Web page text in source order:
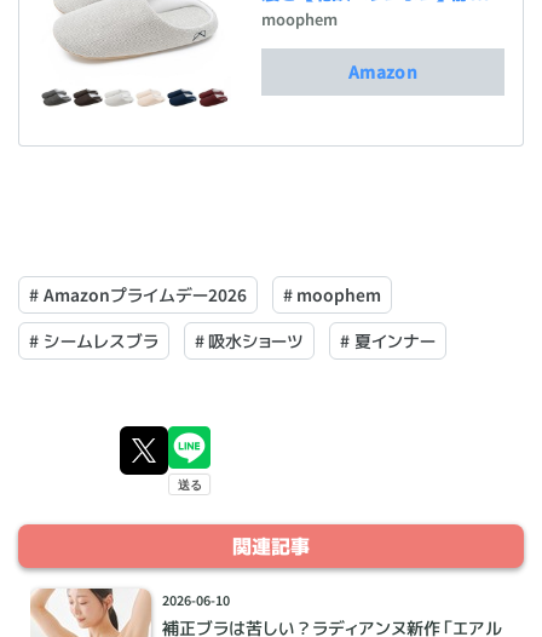
滑り止め 軽量 メンズ レディー
ス 来客用 オールシーズン S〜
moophem
Amazon
# Amazonプライムデー2026 # moophem
# シームレスブラ #吸水ショーツ # 夏インナー
関連記事
2026-06-10
補正ブラは苦しい？ラディアンヌ新作「エアル